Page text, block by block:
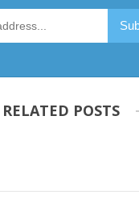
RELATED POSTS